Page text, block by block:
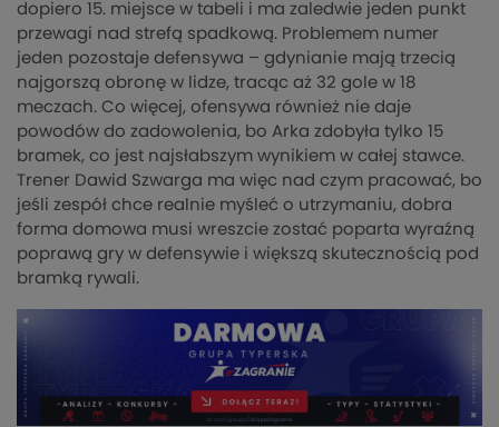
dopiero 15. miejsce w tabeli i ma zaledwie jeden punkt
przewagi nad strefą spadkową. Problemem numer
jeden pozostaje defensywa – gdynianie mają trzecią
najgorszą obronę w lidze, tracąc aż 32 gole w 18
meczach. Co więcej, ofensywa również nie daje
powodów do zadowolenia, bo Arka zdobyła tylko 15
bramek, co jest najsłabszym wynikiem w całej stawce.
Trener Dawid Szwarga ma więc nad czym pracować, bo
jeśli zespół chce realnie myśleć o utrzymaniu, dobra
forma domowa musi wreszcie zostać poparta wyraźną
poprawą gry w defensywie i większą skutecznością pod
bramką rywali.